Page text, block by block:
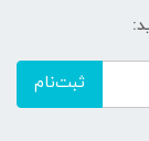
ثبت‌نام